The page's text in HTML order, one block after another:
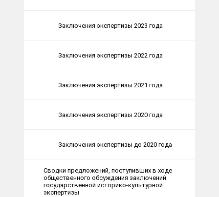
Заключения экспертизы 2023 года
Заключения экспертизы 2022 года
Заключения экспертизы 2021 года
Заключения экспертизы 2020 года
Заключения экспертизы до 2020 года
Сводки предложений, поступивших в ходе
общественного обсуждения заключений
государственной историко-культурной
экспертизы